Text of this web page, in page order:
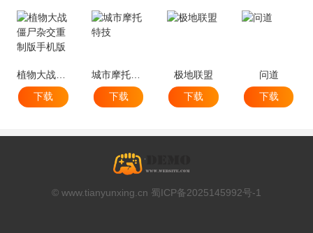
植物大战僵尸杂交重制版手机版
下载
城市摩托特技
下载
极地联盟
下载
问道
下载
© www.tianyunxing.cn 蜀ICP备2025145992号-1